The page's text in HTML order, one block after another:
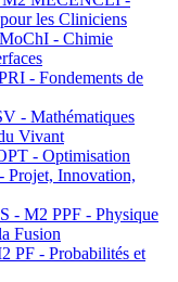
les Cliniciens
- Chimie
- Fondements de
- Mathématiques
Vivant
- Optimisation
Innovation,
- M2 PPF - Physique
Fusion
PF - Probabilités et